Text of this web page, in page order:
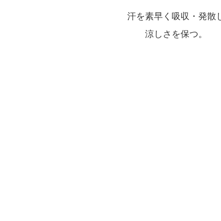
汗を素早く吸収・発散
涼しさを保つ。